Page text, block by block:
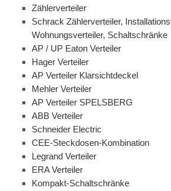
Zählerverteiler
Schrack Zählerverteiler,
Wohnungsverteiler, Schaltschränke
AP / UP Eaton Verteiler
Hager Verteiler
AP Verteiler Klarsichtdeckel
Mehler Verteiler
AP Verteiler SPELSBERG
ABB Verteiler
Schneider Electric
CEE-Steckdosen-Kombination
Legrand Verteiler
ERA Verteiler
Kompakt-Schaltschränke